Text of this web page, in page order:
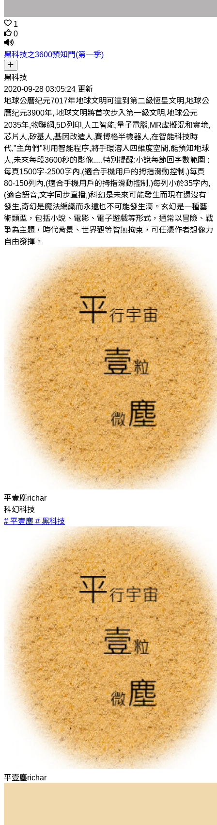
1
0
黑科技之3600預知門(第一季)
黑科技
2020-09-28 03:05:24 更新
地球公曆纪元7017年地球文明可達到第二級恆星文明,地球公
曆纪元3900年, 地球文明將首次步入第一級文明,地球公元
2035年,物聯網,5D列印,人工智能,量子電腦,MR虛擬混和實境,
芯片人,矽基人,基因改造人,賽博格半機器人,在智能科技時
代,"主角們"利用智能程序,將手環溶入四維度空間,能預知地球
人,未來每段3600秒的影像.....特別提醒:小說每節回字數範圍 :
每頁1500字-2500字內,(適合手機用戶的拇指滑動控制,)每頁
80-150列內,(適合手機用戶的拇指滑動控制,)每列小於35字內,
(適合語音,文字同步直播,)科幻是未來可能發生而現在還沒有
發生,奇幻是魔法編織而永遠也不可能發生滴。玄幻是一種藝
術類型，包括小說、電影、電子遊戲等形式，通常以冒險、戰
爭為主題，時代背景、世界觀等皆無拘束，可任憑作者想像力
自由發揮。
平壹塵richar
科幻科技
# 平壹塵 # 黑科技
平壹塵richar